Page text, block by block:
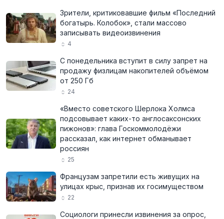
Зрители, критиковавшие фильм «Последний
богатырь. Колобок», стали массово
записывать видеоизвинения
4
С понедельника вступит в силу запрет на
продажу физлицам накопителей объёмом
от 250 Гб
24
«Вместо советского Шерлока Холмса
подсовывает каких-то англосаксонских
пижонов»: глава Госкоммолодёжи
рассказал, как интернет обманывает
россиян
25
Французам запретили есть живущих на
улицах крыс, признав их госимуществом
22
Социологи принесли извинения за опрос,